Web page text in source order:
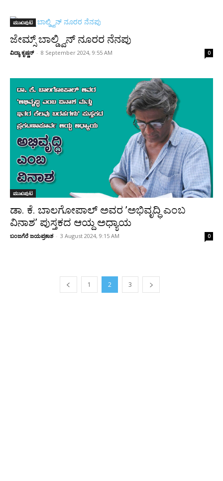
ಮುಖಪುಟ
ಜೇಮ್ಸ್ ಬಾಲ್ಡ್ವಿನ್ ನೂರರ ನೆನಪು
ವಿದ್ಯಾ ಕೃಷ್ಣನ್ - 8 September 2024, 9:55 AM 0
ಮುಖಪುಟ
ಡಾ. ಕೆ. ಬಾಲಗೋಪಾಲ್ ಅವರ ’ಅಭಿವೃದ್ಧಿ ಎಂಬ
ವಿನಾಶ’ ಪುಸ್ತಕದ ಆಯ್ದ ಅಧ್ಯಾಯ
ಬಂಜಗೆರೆ ಜಯಪ್ರಕಾಶ - 3 August 2024, 9:15 AM 0
1 2 3